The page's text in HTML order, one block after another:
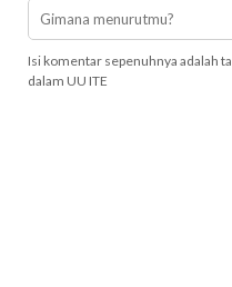
Isi komentar sepenuhnya adalah
dalam UU ITE